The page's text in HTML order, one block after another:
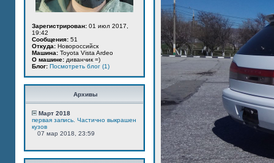
Зарегистрирован: 01 июл 2017,
19:42
Сообщения: 51
Откуда: Новороссийск
Машина: Toyota Vista Ardeo
О машине: диванчик =)
Блог: Посмотреть блог (1)
Архивы
Март 2018
первая запись. Частично выкрашен
кузов
07 мар 2018, 23:59